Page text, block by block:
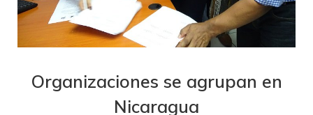
Organizaciones se agrupan en
Nicaragua